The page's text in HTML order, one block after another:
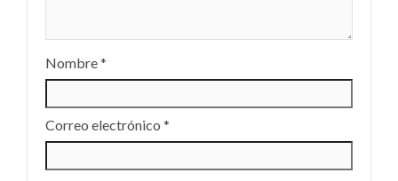
Nombre*
Correo electrónico *